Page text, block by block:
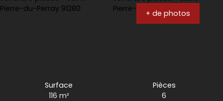
+ de photos
Surface
116 m²
Pièces
6